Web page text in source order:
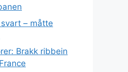
– måtte
Brakk ribbein